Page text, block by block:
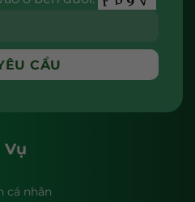
Vụ
cá nhân